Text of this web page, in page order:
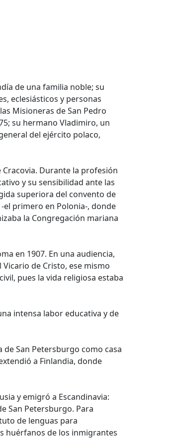
de una familia noble; su
eclesiásticos y personas
Misioneras de San Pedro
su hermano Vladimiro, un
del ejército polaco,
Cracovia. Durante la profesión
y su sensibilidad ante las
superiora del convento de
el primero en Polonia-, donde
la Congregación mariana
en 1907. En una audiencia,
de Cristo, ese mismo
pues la vida religiosa estaba
intensa labor educativa y de
de San Petersburgo como casa
a Finlandia, donde
y emigró a Escandinavia:
San Petersburgo. Para
de lenguas para
huérfanos de los inmigrantes